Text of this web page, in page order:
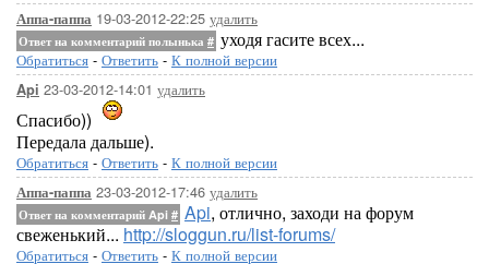
Аппа-паппа 19-03-2012-22:25 удалить
Ответ на комментарий полынька # уходя гасите всех...
Обратиться - Ответить - К полной версии
Api 23-03-2012-14:01 удалить
Спасибо))
Передала дальше).
Обратиться - Ответить - К полной версии
Аппа-паппа 23-03-2012-17:46 удалить
Ответ на комментарий Api # Api, отлично, заходи на форум
свеженький... http://sloggun.ru/list-forums/
Обратиться - Ответить - К полной версии